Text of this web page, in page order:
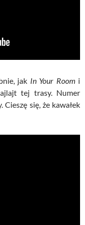
jak In Your Room i
tej trasy. Numer
się, że kawałek